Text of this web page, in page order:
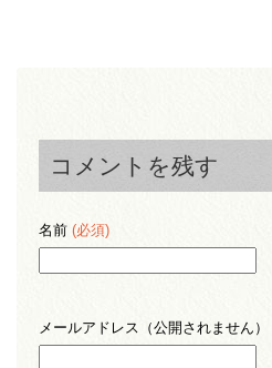
コメントを残す
名前 (必須)
メールアドレス（公開されません）